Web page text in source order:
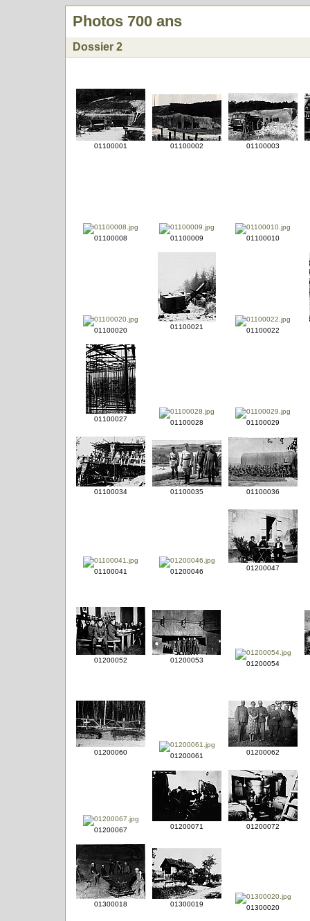
Photos 700 ans
Dossier 2
01100001 01100002 01100003
01100008 01100009 01100010
01100020 01100021 01100022
01100027 01100028 01100029
01100034 01100035 01100036
01100041 01200046 01200047
01200052 01200053 01200054
01200060 01200061 01200062
01200067 01200071 01200072
01300018 01300019 01300020